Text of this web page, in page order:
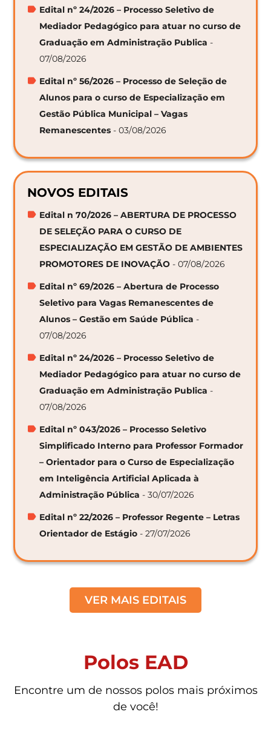
Edital nº 24/2026 – Processo Seletivo de
Mediador Pedagógico para atuar no curso de
Graduação em Administração Publica -
07/08/2026
Edital nº 56/2026 – Processo de Seleção de
Alunos para o curso de Especialização em
Gestão Pública Municipal – Vagas
Remanescentes - 03/08/2026
NOVOS EDITAIS
Edital n 70/2026 – ABERTURA DE PROCESSO
DE SELEÇÃO PARA O CURSO DE
ESPECIALIZAÇÃO EM GESTÃO DE AMBIENTES
PROMOTORES DE INOVAÇÃO - 07/08/2026
Edital nº 69/2026 – Abertura de Processo
Seletivo para Vagas Remanescentes de
Alunos – Gestão em Saúde Pública -
07/08/2026
Edital nº 24/2026 – Processo Seletivo de
Mediador Pedagógico para atuar no curso de
Graduação em Administração Publica -
07/08/2026
Edital nº 043/2026 – Processo Seletivo
Simplificado Interno para Professor Formador
– Orientador para o Curso de Especialização
em Inteligência Artificial Aplicada à
Administração Pública - 30/07/2026
Edital nº 22/2026 – Professor Regente – Letras
Orientador de Estágio - 27/07/2026
VER MAIS EDITAIS
Polos EAD
Encontre um de nossos polos mais próximos
de você!